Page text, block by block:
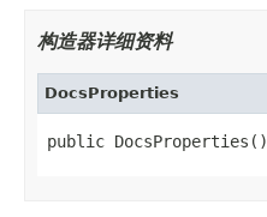
构造器详细资料
DocsProperties
public DocsProperties()